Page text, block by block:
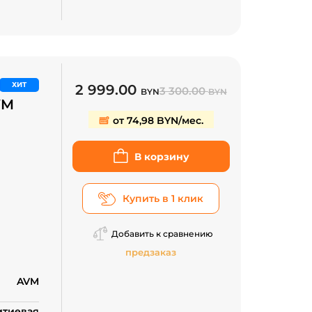
ХИТ
AVM
2 999.00 BYN3 300.00BYN
от 74,98 BYN/мес.
В корзину
Купить в 1 клик
Добавить к сравнению
предзаказ